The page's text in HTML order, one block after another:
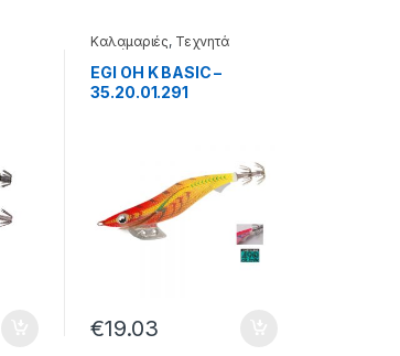
Καλαμαριές, Τεχνητά
δολώματα
EGI OH K BASIC –
35.20.01.291
€19.03